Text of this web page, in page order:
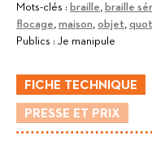
à
l'Ours
Bear
Hunt
Mots-clés : braille braille
flocage maison objet
Publics : Je manipule
FICHE TECHNIQUE
PRESSE ET PRIX